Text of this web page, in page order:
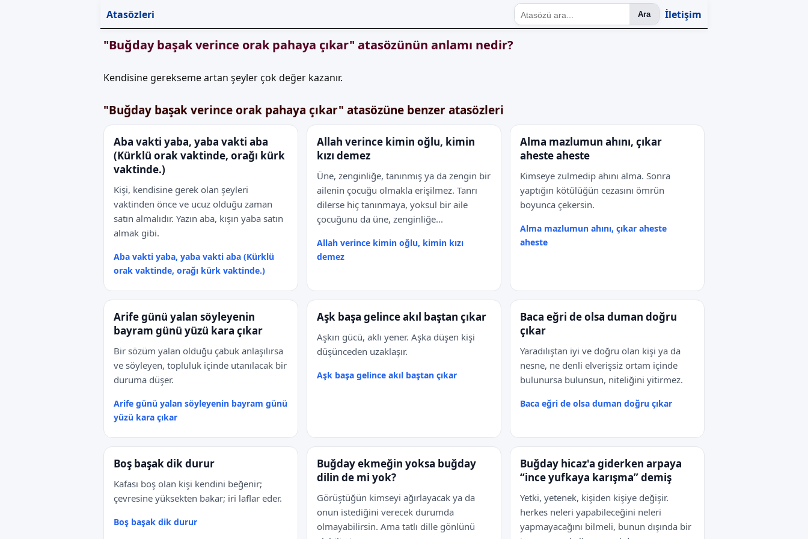
Atasözleri Ara İletişim
"Buğday başak verince orak pahaya çıkar" atasözünün anlamı nedir?
Kendisine gerekseme artan şeyler çok değer kazanır.
"Buğday başak verince orak pahaya çıkar" atasözüne benzer atasözleri
Aba vakti yaba, yaba vakti aba
(Kürklü orak vaktinde, orağı kürk
vaktinde.)
Kişi, kendisine gerek olan şeyleri
vaktinden önce ve ucuz olduğu zaman
satın almalıdır. Yazın aba, kışın yaba satın
almak gibi.
Aba vakti yaba, yaba vakti aba (Kürklü
orak vaktinde, orağı kürk vaktinde.)
Allah verince kimin oğlu, kimin
kızı demez
Üne, zenginliğe, tanınmış ya da zengin bir
ailenin çocuğu olmakla erişilmez. Tanrı
dilerse hiç tanınmaya, yoksul bir aile
çocuğunu da üne, zenginliğe...
Allah verince kimin oğlu, kimin kızı
demez
Alma mazlumun ahını, çıkar
aheste aheste
Kimseye zulmedip ahını alma. Sonra
yaptığın kötülüğün cezasını ömrün
boyunca çekersin.
Alma mazlumun ahını, çıkar aheste
aheste
Arife günü yalan söyleyenin
bayram günü yüzü kara çıkar
Bir sözüm yalan olduğu çabuk anlaşılırsa
ve söyleyen, topluluk içinde utanılacak bir
duruma düşer.
Arife günü yalan söyleyenin bayram günü
yüzü kara çıkar
Aşk başa gelince akıl baştan çıkar
Aşkın gücü, aklı yener. Aşka düşen kişi
düşünceden uzaklaşır.
Aşk başa gelince akıl baştan çıkar
Baca eğri de olsa duman doğru
çıkar
Yaradılıştan iyi ve doğru olan kişi ya da
nesne, ne denli elverişsiz ortam içinde
bulunursa bulunsun, niteliğini yitirmez.
Baca eğri de olsa duman doğru çıkar
Boş başak dik durur
Kafası boş olan kişi kendini beğenir;
çevresine yüksekten bakar; iri laflar eder.
Boş başak dik durur
Buğday ekmeğin yoksa buğday
dilin de mi yok?
Görüştüğün kimseyi ağırlayacak ya da
onun istediğini verecek durumda
olmayabilirsin. Ama tatlı dille gönlünü
Buğday hicaz'a giderken arpaya
“ince yufkaya karışma” demiş
Yetki, yetenek, kişiden kişiye değişir.
herkes neleri yapabileceğini neleri
yapmayacağını bilmeli, bunun dışında bir